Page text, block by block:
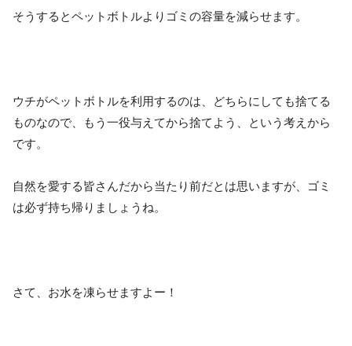
そうするとペットボトルよりゴミの容量を減らせます。
ウチがペットボトルを利用するのは、どちらにしても捨てる
ものなので、もう一役与えてから捨てよう、という考えから
です。
自然を愛する皆さんだから当たり前だとは思いますが、ゴミ
は必ず持ち帰りましょうね。
さて、お水を凍らせますよー！